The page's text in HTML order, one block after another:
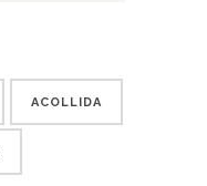
ACOLLIDA